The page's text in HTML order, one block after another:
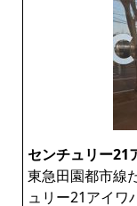
センチュリー21
東急田園都市線
ュリー21アイワ